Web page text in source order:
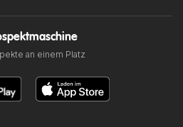
an einem Platz